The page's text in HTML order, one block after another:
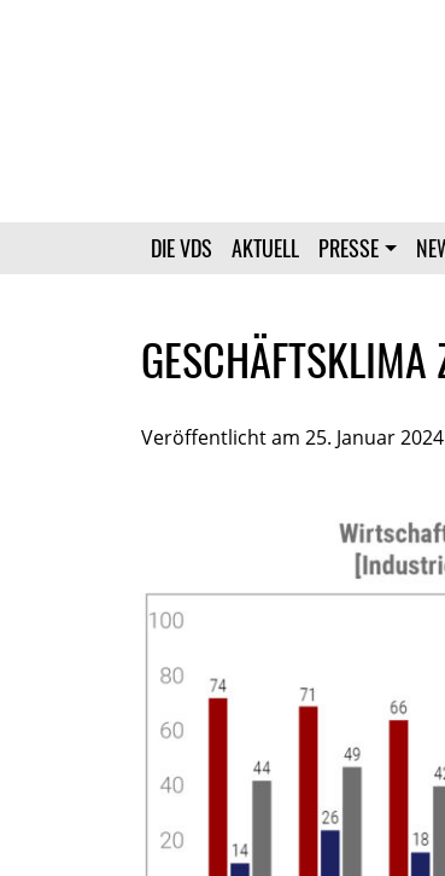
DIE VDS AKTUELL PRESSE
GESCHÄFTSKLIMA
Veröffentlicht am 25. Januar 2024